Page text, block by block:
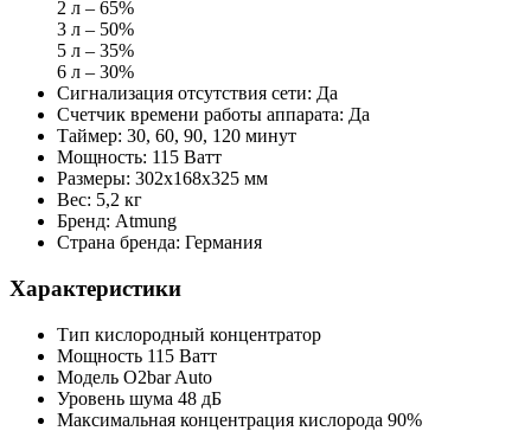
2 л – 65%
3 л – 50%
5 л – 35%
6 л – 30%
Сигнализация отсутствия сети: Да
Счетчик времени работы аппарата: Да
Таймер: 30, 60, 90, 120 минут
Мощность: 115 Ватт
Размеры: 302х168х325 мм
Вес: 5,2 кг
Бренд: Atmung
Страна бренда: Германия
Характеристики
Тип кислородный концентратор
Мощность 115 Ватт
Модель O2bar Auto
Уровень шума 48 дБ
Максимальная концентрация кислорода 90%